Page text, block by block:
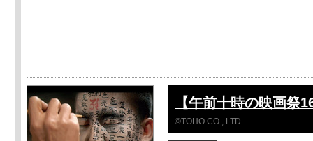
【午前十時の映画祭
©TOHO CO., LTD.